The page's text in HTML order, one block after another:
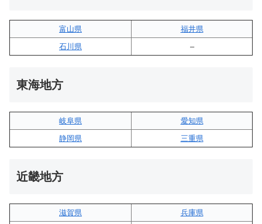
富山県
福井県
石川県
–
東海地方
岐阜県
愛知県
静岡県
三重県
近畿地方
滋賀県
兵庫県